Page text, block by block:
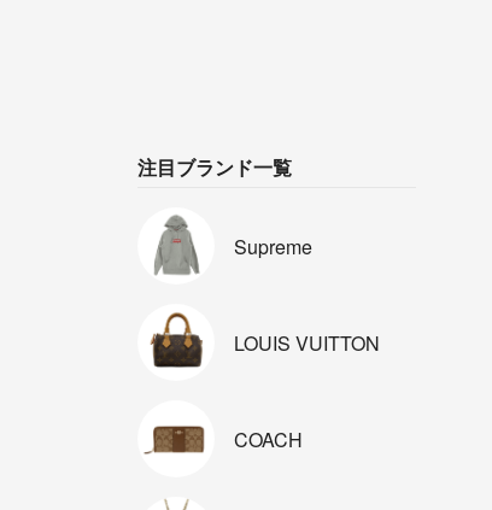
注目ブランド一覧
Supreme
LOUIS VUITTON
COACH